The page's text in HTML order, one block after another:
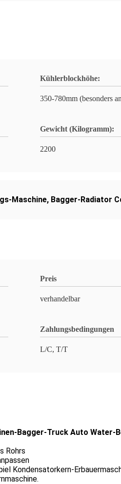
Kühlerblockhöhe:
350-780mm (besonders
Gewicht (Kilogramm):
2200
Maschine, Bagger-Radiator
Preis
verhandelbar
Zahlungsbedingungen
L/C, T/T
Bagger-Truck Auto Water-
Rohrs
Kondensatorkern-